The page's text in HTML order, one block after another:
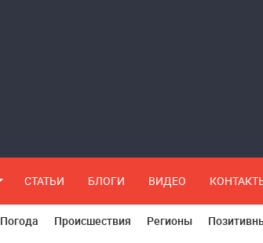
СТАТЬИ БЛОГИ ВИДЕО
Погода Происшествия Регионы